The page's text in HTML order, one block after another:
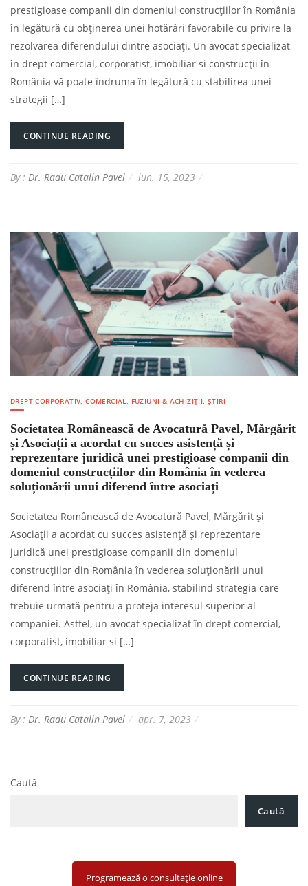
prestigioase companii din domeniul construcțiilor în România
în legătură cu obținerea unei hotărâri favorabile cu privire la
rezolvarea diferendului dintre asociați. Un avocat specializat
în drept comercial, corporatist, imobiliar si construcții în
România vă poate îndruma în legătură cu stabilirea unei
strategii […]
CONTINUE READING
By : Dr. Radu Catalin Pavel iun. 15, 2023
DREPT CORPORATIV, COMERCIAL, FUZIUNI & ACHIZIȚII,ȘTIRI
Societatea Românească de Avocatură Pavel, Mărgărit
și Asociații a acordat cu succes asistență și
reprezentare juridică unei prestigioase companii din
domeniul construcțiilor din România în vederea
soluționării unui diferend între asociați
Societatea Românească de Avocatură Pavel, Mărgărit și
Asociații a acordat cu succes asistență și reprezentare
juridică unei prestigioase companii din domeniul
construcțiilor din România în vederea soluționării unui
diferend între asociați în România, stabilind strategia care
trebuie urmată pentru a proteja interesul superior al
companiei. Astfel, un avocat specializat în drept comercial,
corporatist, imobiliar si […]
CONTINUE READING
By : Dr. Radu Catalin Pavel apr. 7, 2023
Caută
Caută
Programează o consultație online